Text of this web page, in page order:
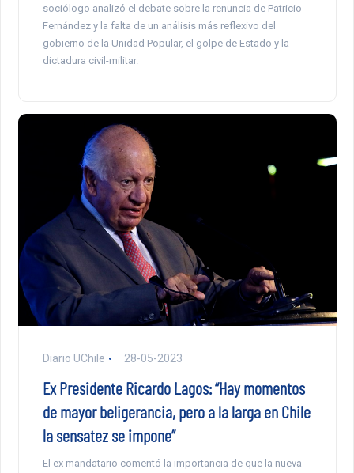
sociólogo analizó el debate sobre la renuncia de Patricio
Fernández y la falta de un análisis más reflexivo del
gobierno de la Unidad Popular, el golpe de Estado y la
dictadura civil-militar.
Diario UChile 28-05-2023
Ex Presidente Ricardo Lagos: “Hay momentos
de mayor beligerancia, pero a la larga en Chile
la sensatez se impone”
El ex mandatario comentó la importancia de que la nueva